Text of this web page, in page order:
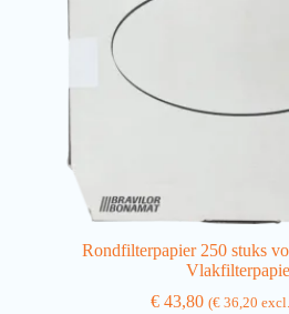
Rondfilterpapier 250 stuks
€ 43,80 (€ 36,20